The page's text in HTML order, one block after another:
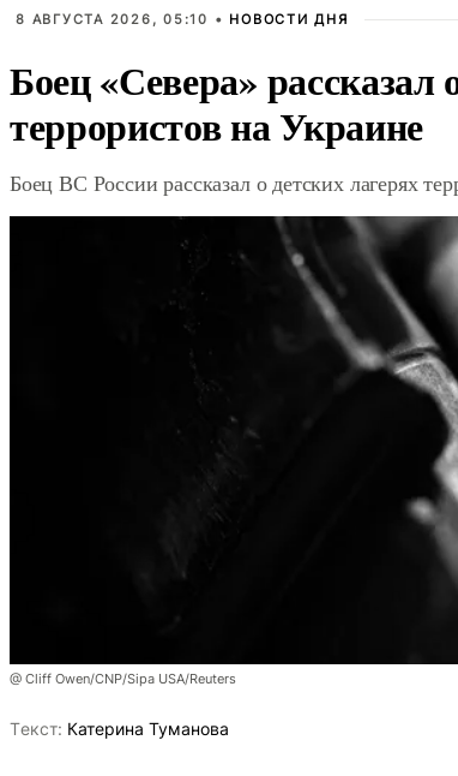
8 АВГУСТА 2026, 05:10 • НОВОСТИ ДНЯ
Боец «Севера» рассказал
террористов на Украине
Боец ВС России рассказал о детских лагерях
@ Cliff Owen/CNP/Sipa USA/Reuters
Tекст: Катерина Туманова